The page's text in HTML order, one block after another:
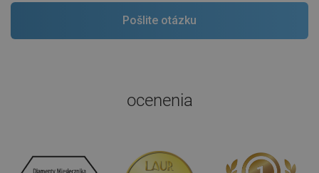
ocenenia